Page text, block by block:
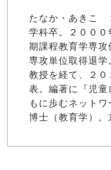
たなか・あきこ
学科卒。２００
期課程教育学専
専攻単位取得退
教授を経て、２
表。編著に『児童
もに歩むネットワ
博士（教育学）。